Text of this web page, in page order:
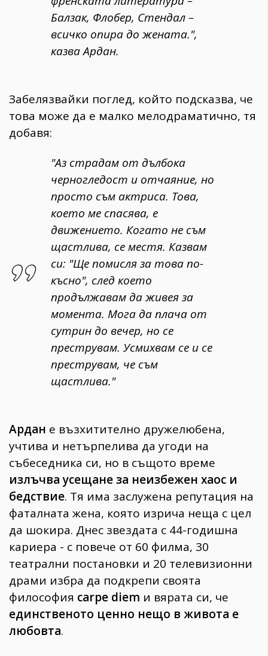
Балзак, Флобер, Стендал –
всичко опира до жената.",
казва Ардан.
Забелязвайки поглед, който подсказва, че
това може да е малко мелодраматично, тя
добавя:
"Аз страдам от дълбока
черногледост и отчаяние, но
просто съм актриса. Това,
което ме спасява, е
движението. Когато не съм
щастлива, се местя. Казвам
си: "Ще помисля за това по-
късно", след което
продължавам да живея за
момента. Мога да плача от
сутрин до вечер, но се
преструвам. Усмихвам се и се
преструвам, че съм
щастлива."
Ардан е възхитително дружелюбена,
учтива и нетърпелива да угоди на
събеседника си, но в същото време
излъчва усещане за неизбежен хаос и
бедствие. Тя има заслужена репутация на
фаталната жена, която изрича неща с цел
да шокира. Днес звездата с 44-годишна
кариера - с повече от 60 филма, 30
театрални постановки и 20 телевизионни
драми избра да подкрепи своята
философия carpe diem и вярата си, че
единственото ценно нещо в живота е
любовта.